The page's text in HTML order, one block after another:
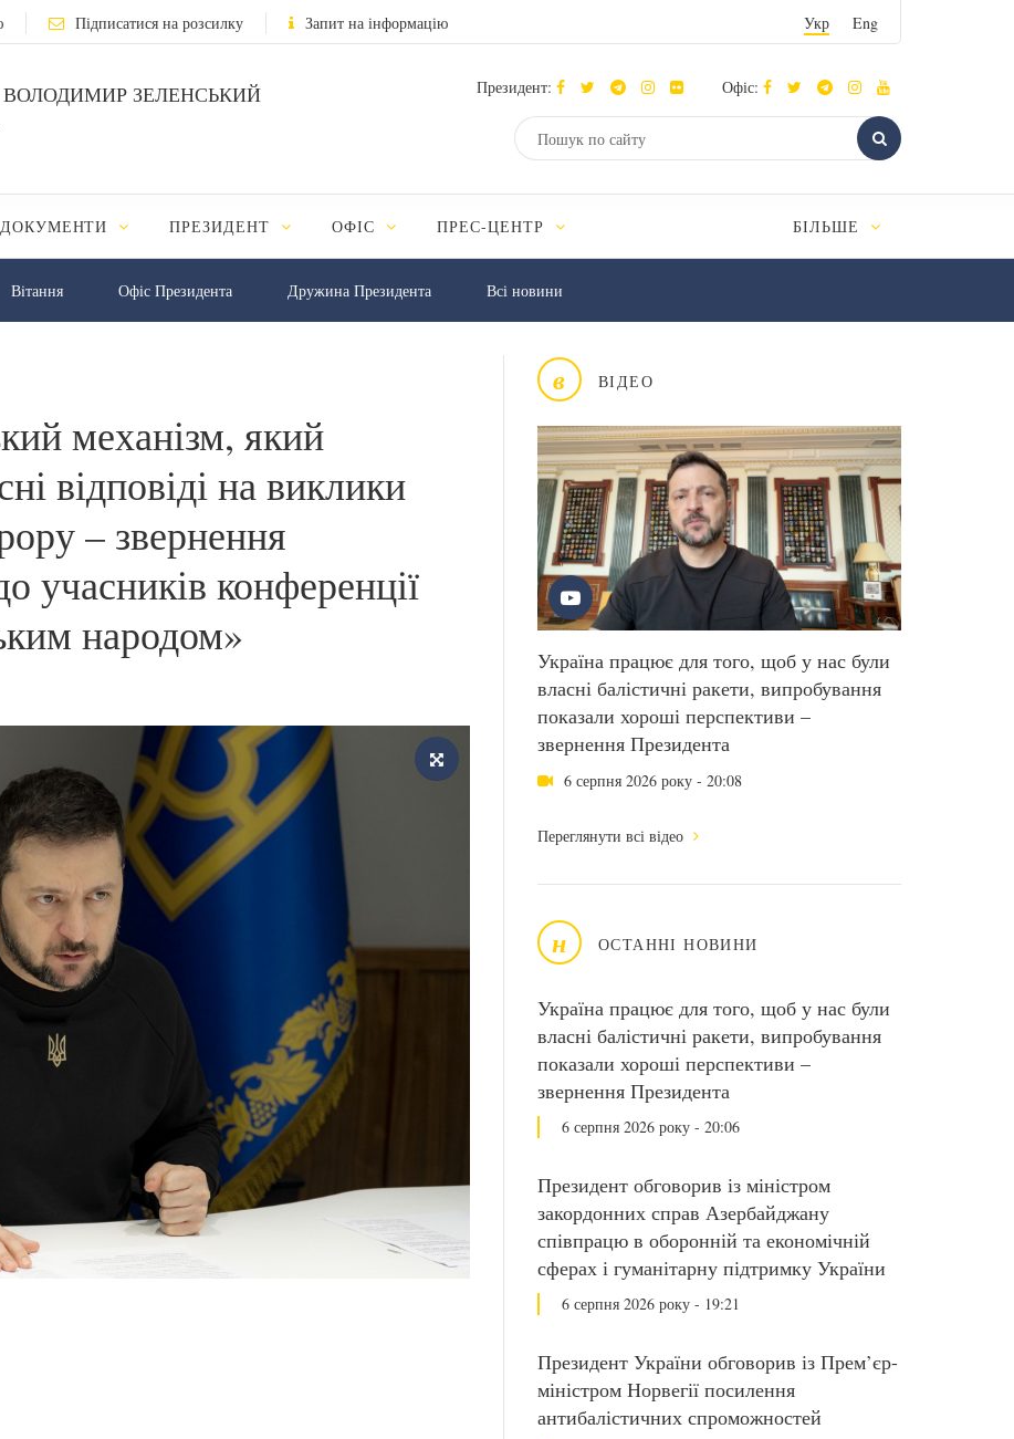
Підписатися на розсилку Запит на інформацію Укр Eng
ВОЛОДИМИР ЗЕЛЕНСЬКИЙ Президент: Офіс:
ДОКУМЕНТИ ПРЕЗИДЕНТ ОФІС ПРЕС-ЦЕНТР БІЛЬШЕ
Вiтання Офіс Президента Дружина Президента Всі новини
в ВІДЕО
Україна працює для того, щоб у нас були
власні балістичні ракети, випробування
показали хороші перспективи –
звернення Президента
6 серпня 2026 року - 20:08
Переглянути всі відео
н ОСТАННІ НОВИНИ
Україна працює для того, щоб у нас були
власні балістичні ракети, випробування
показали хороші перспективи –
звернення Президента
6 серпня 2026 року - 20:06
Президент обговорив із міністром
закордонних справ Азербайджану
співпрацю в оборонній та економічній
сферах і гуманітарну підтримку України
6 серпня 2026 року - 19:21
Президент України обговорив із Прем’єр-
міністром Норвегії посилення
антибалістичних спроможностей
механізм, який
відповіді на виклики
– звернення
учасників конференції
народом»